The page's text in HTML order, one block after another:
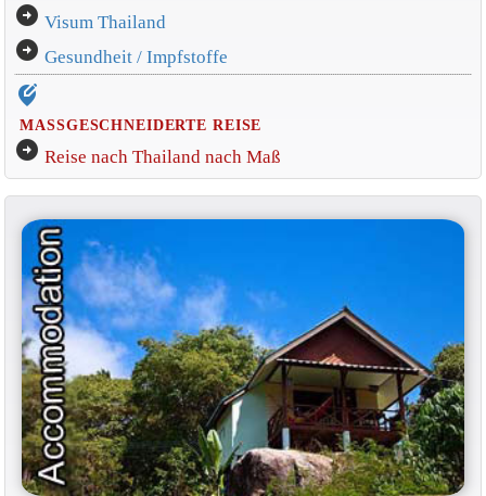
arrow_circle_right Visum Thailand
arrow_circle_right Gesundheit / Impfstoffe
edit_location_alt
MASSGESCHNEIDERTE REISE
arrow_circle_right Reise nach Thailand nach Maß